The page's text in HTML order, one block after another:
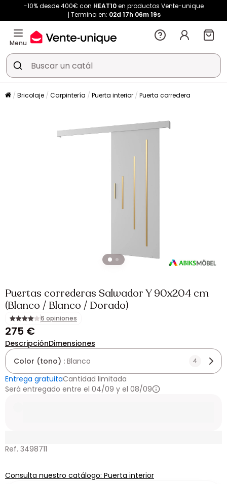
-10% desde 400€ con HEAT10en productos Vente-unique
Termina en: 02d 17h 06m19s
Menu
Bricolaje Carpintería Puerta interior Puerta corredera
Puertas correderas Salwador Y 90x204 cm
(Blanco / Blanco / Dorado)
6 opiniones
275 €
DescripciónDimensiones
Color (tono) : Blanco 4
Entrega gratuitaCantidad limitada
Será entregado entre el 04/09 y el 08/09
Ref. 3498711
Consulta nuestro catálogo: Puerta interior